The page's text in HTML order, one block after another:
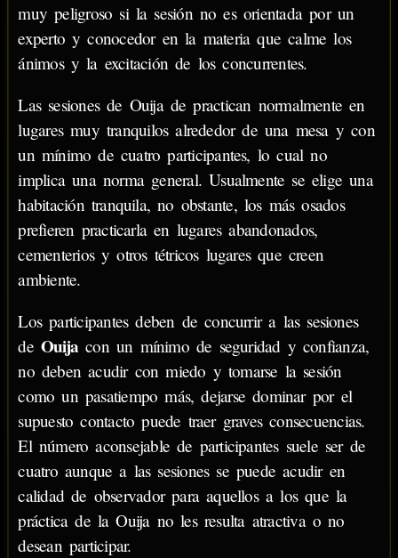
muy peligroso si la sesión no es orientada por un
experto y conocedor en la materia que calme los
ánimos y la excitación de los concurrentes.
Las sesiones de Ouija de practican normalmente en
lugares muy tranquilos alrededor de una mesa y con
un mínimo de cuatro participantes, lo cual no
implica una norma general. Usualmente se elige una
habitación tranquila, no obstante, los más osados
prefieren practicarla en lugares abandonados,
cementerios y otros tétricos lugares que creen
ambiente.
Los participantes deben de concurrir a las sesiones
de Ouijacon un mínimo de seguridad y confianza,
no deben acudir con miedo y tomarse la sesión
como un pasatiempo más, dejarse dominar por el
supuesto contacto puede traer graves consecuencias.
El número aconsejable de participantes suele ser de
cuatro aunque a las sesiones se puede acudir en
calidad de observador para aquellos a los que la
práctica de la Ouija no les resulta atractiva o no
desean participar.